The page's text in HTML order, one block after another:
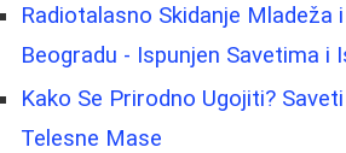
Radiotalasno Skidanje Mladeža
Beogradu - Ispunjen Savetima i
Kako Se Prirodno Ugojiti?
Telesne Mase